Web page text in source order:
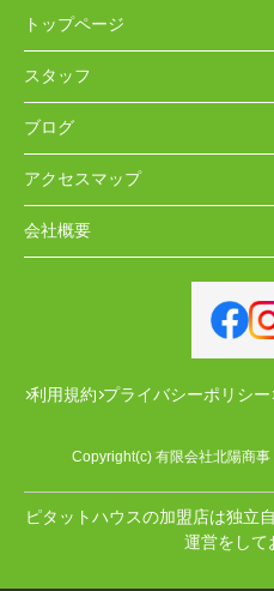
トップページ
スタッフ
ブログ
アクセスマップ
会社概要
利用規約 プライバシーポリシー
Copyright(c) 有限会社北陽商
ピタットハウスの加盟店は独立
運営をして